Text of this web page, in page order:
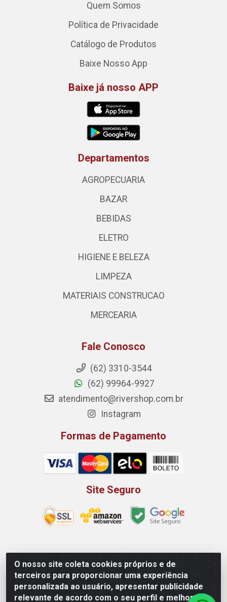
O nosso site coleta cookies próprios e de
terceiros para proporcionar uma experiência
personalizada ao usuário, apresentar publicidade
relevante de acordo com o seu perfil e melhorar a
Quem Somos
Política de Privacidade
Catálogo de Produtos
Baixe Nosso App
Baixe já nosso APP
Departamentos
AGROPECUARIA
BAZAR
BEBIDAS
ELETRO
HIGIENE E BELEZA
LIMPEZA
MATERIAIS CONSTRUCAO
MERCEARIA
Fale Conosco
(62) 3310-3544
(62) 99964-9927
atendimento@rivershop.com.br
Instagram
Formas de Pagamento
Site Seguro
Rio Vermelho Distribuição de Alimentos LTDA - Rodovia
BR, 153, KM 52 N 00 QD 00 LT 16 - Bairro Jardim
Eldorado, Anápolis/GO - CEP 75.045-190 - CNPJ
10.912.900/0002-40